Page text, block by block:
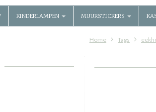
KINDERLAMPEN MUURSTICKERS
Home Tags